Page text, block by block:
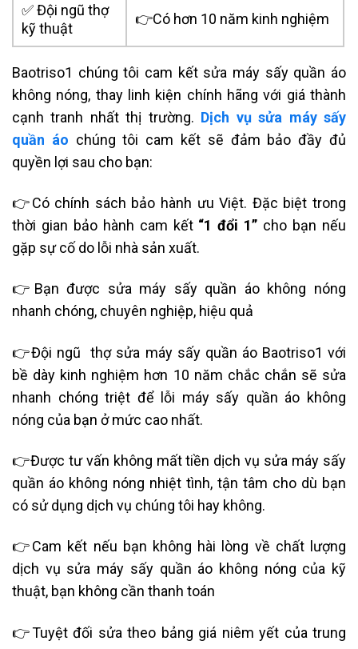
✅ Đội ngũ thợ
kỹ thuật
👉Có hơn 10 năm kinh nghiệm
Baotriso1 chúng tôi cam kết sửa máy sấy quần áo
không nóng, thay linh kiện chính hãng với giá thành
cạnh tranh nhất thị trường. Dịch vụ sửa máy sấy
quần áo chúng tôi cam kết sẽ đảm bảo đầy đủ
quyền lợi sau cho bạn:
👉Có chính sách bảo hành ưu Việt. Đặc biệt trong
thời gian bảo hành cam kết “1 đổi 1” cho bạn nếu
gặp sự cố do lỗi nhà sản xuất.
👉Bạn được sửa máy sấy quần áo không nóng
nhanh chóng, chuyên nghiệp, hiệu quả
👉Đội ngũthợ sửa máy sấy quần áo Baotriso1 với
bề dày kinh nghiệm hơn 10 năm chắc chắn sẽ sửa
nhanh chóng triệt để lỗi máy sấy quần áo không
nóng của bạn ở mức cao nhất.
👉Được tư vấn không mất tiền dịch vụ sửa máy sấy
quần áo không nóng nhiệt tình, tận tâm cho dù bạn
có sử dụng dịch vụ chúng tôi hay không.
👉Cam kết nếu bạn không hài lòng về chất lượng
dịch vụ sửa máy sấy quần áo không nóng của kỹ
thuật, bạn không cần thanh toán
👉Tuyệt đối sửa theo bảng giá niêm yết của trung